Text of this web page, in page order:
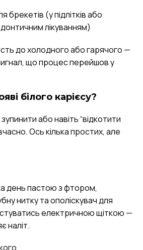
брекетів (у підлітків або
лікуванням)
до холодного або гарячого —
що процес перейшов у
білого карієсу?
або навіть “відкотити
Ось кілька простих, але
день пастою з фтором,
нитку та ополіскувач для
електричною щіткою —
наліт.